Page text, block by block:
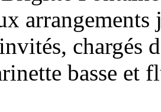
chargés
basse et